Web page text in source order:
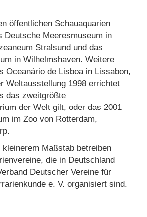
öffentlichen Schauaquarien
Deutsche Meeresmuseum in
Stralsund und das
in Wilhelmshaven. Weitere
Oceanário de Lisboa in Lissabon,
Weltausstellung 1998 errichtet
das zweitgrößte
der Welt gilt, oder das 2001
im Zoo von Rotterdam,
kleinerem Maßstab betreiben
die in Deutschland
Deutscher Vereine für
e. V. organisiert sind.